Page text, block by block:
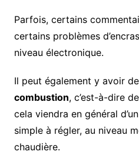
Parfois, certains
certains problèmes
niveau électronique.
Il peut également y avoir
combustion, c’est-à-dire
cela viendra en général
simple à régler, au niveau
chaudière.